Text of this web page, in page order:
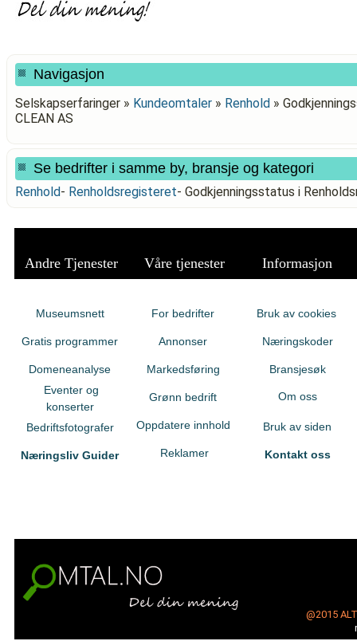
Navigasjon
Selskapserfaringer » Kundeomtaler » Renhold »
CLEAN AS
Se bedrifter i samme by, bransje og kategori
Renhold- Renholdsregisteret- Godkjenningsstatus i
Andre Tjenester Våre tjenester Informasjon
Museumsnett
Gratis programmer
Domeneanalyse
Eventer og
konserter
Bedriftsfotografer
Næringsliv Guider
For bedrifter
Annonser
Markedsføring
Grønn bedrift
Oppdatere innhold
Reklamer
Bruk av cookies
Næringskoder
Bransjesøk
Om oss
Bruk av siden
Kontakt oss
@2015